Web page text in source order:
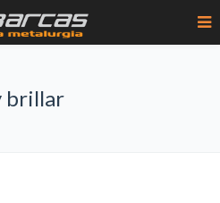
brillar